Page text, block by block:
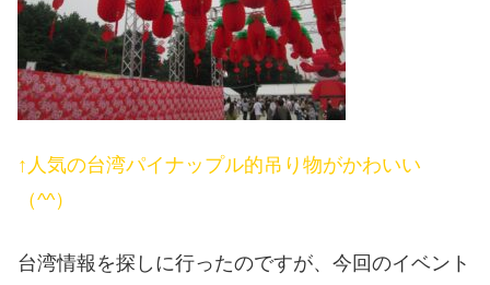
↑人気の台湾パイナップル的吊り物がかわいい
（^^）
台湾情報を探しに行ったのですが、今回のイベント